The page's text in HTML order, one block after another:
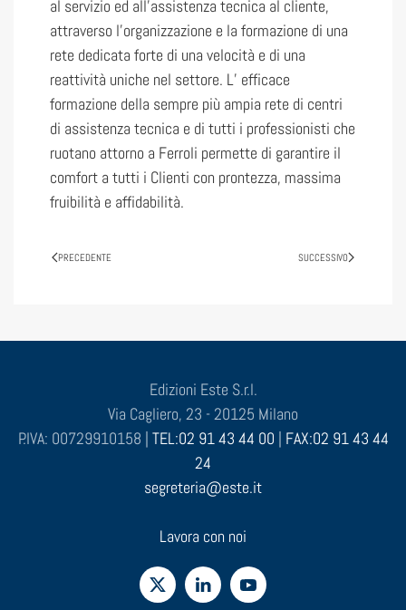
al servizio ed all’assistenza tecnica al cliente,
attraverso l’organizzazione e la formazione di una
rete dedicata forte di una velocità e di una
reattività uniche nel settore. L’ efficace
formazione della sempre più ampia rete di centri
di assistenza tecnica e di tutti i professionisti che
ruotano attorno a Ferroli permette di garantire il
comfort a tutti i Clienti con prontezza, massima
fruibilità e affidabilità.
PRECEDENTE SUCCESSIVO
Edizioni Este S.r.l.
Via Cagliero, 23 - 20125 Milano
P.IVA: 00729910158 | TEL:02 91 43 44 00 | FAX:02 91 43 44
24
segreteria@este.it
Lavora con noi